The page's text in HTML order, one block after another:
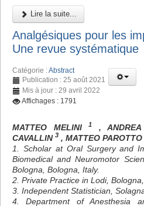
Lire la suite...
Analgésiques pour les
Une revue systématique
Catégorie :Abstract
Publication : 25 août 2021
Mis à jour : 29 avril 2022
Affichages : 1791
MATTEO MELINI 1 ,
CAVALLIN 3 , MATTEO PAROTTO
1. Scholar at Oral Surgery and
Biomedical and Neuromotor
Bologna, Bologna, Italy.
2. Private Practice in Lodi,
3. Independent Statistician,
4. Department of Anesthesia